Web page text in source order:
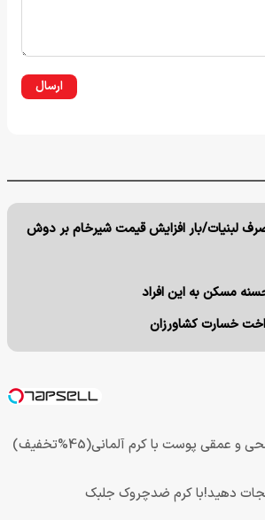
ارسال
مصرف لبنیات/بار افزایش قیمت شیرخام بر دوش
مسکن به این افراد
خسارت کشاورزان
پوست با کرم آلمانی(45%تخفیف)
دهید!با کرم ضدچروک جلبک